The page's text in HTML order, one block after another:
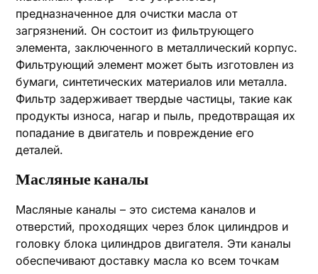
предназначенное для очистки масла от
загрязнений. Он состоит из фильтрующего
элемента, заключенного в металлический корпус.
Фильтрующий элемент может быть изготовлен из
бумаги, синтетических материалов или металла.
Фильтр задерживает твердые частицы, такие как
продукты износа, нагар и пыль, предотвращая их
попадание в двигатель и повреждение его
деталей.
Масляные каналы
Масляные каналы – это система каналов и
отверстий, проходящих через блок цилиндров и
головку блока цилиндров двигателя. Эти каналы
обеспечивают доставку масла ко всем точкам